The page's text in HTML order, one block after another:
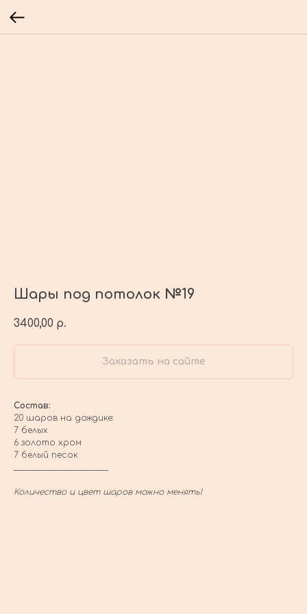
Шары под потолок №19
3400,00 р.
Заказать на сайте
Состав:
20 шаров на дождике:
7 белых
6 золото хром
7 белый песок
Количество и цвет шаров можно менять!